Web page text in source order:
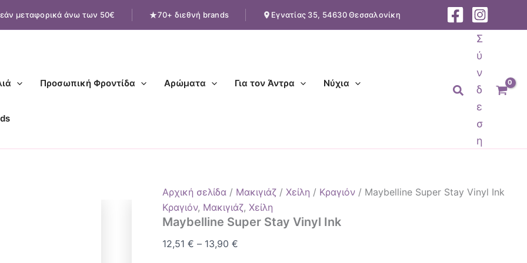
μεταφορικά άνω των 50€ 70+ διεθνή brands Εγνατίας 35, 54630 Θεσσαλονίκη
Προσωπική Φροντίδα Αρώματα Για τον Άντρα Νύχια Αναζήτηση
Σ
ύ
ν
δ
ε
σ
η
Αρχική σελίδα / Μακιγιάζ /Χείλη / Κραγιόν / Maybelline Super Stay Vinyl Ink
Κραγιόν, Μακιγιάζ,Χείλη
Maybelline Super Stay Vinyl Ink
12,51€ – 13,90€
Price
range:
Super
Stay